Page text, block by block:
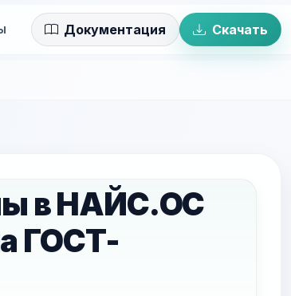
Документация Скачать
в НАЙС.ОС
ГОСТ-